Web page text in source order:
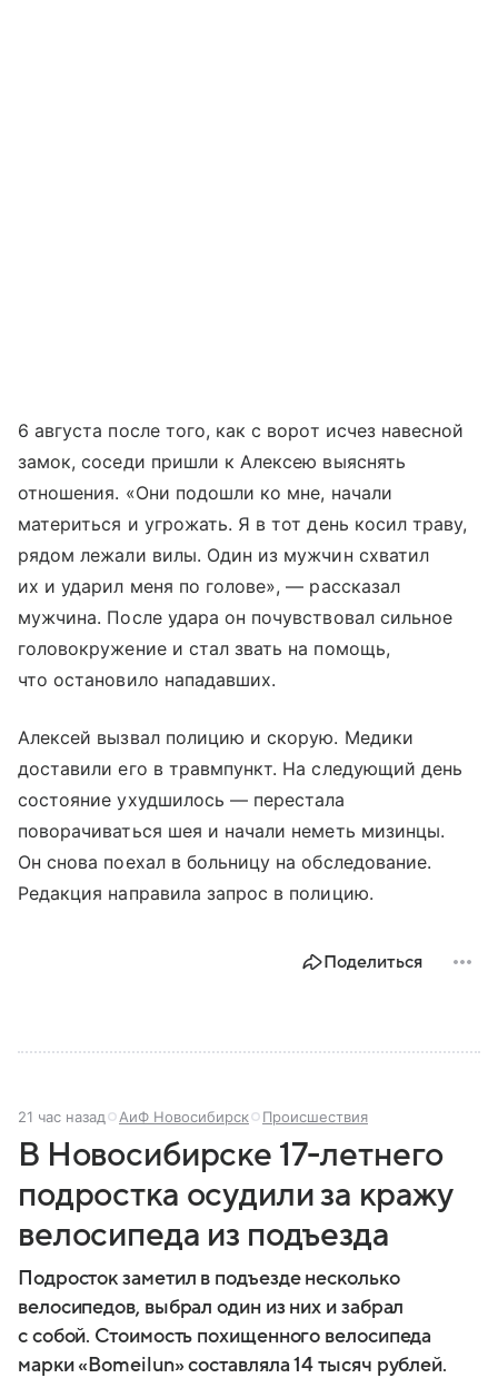
6 августа после того, как с ворот исчез навесной
замок, соседи пришли к Алексею выяснять
отношения. «Они подошли ко мне, начали
материться и угрожать. Я в тот день косил траву,
рядом лежали вилы. Один из мужчин схватил
их и ударил меня по голове», — рассказал
мужчина. После удара он почувствовал сильное
головокружение и стал звать на помощь,
что остановило нападавших.
Алексей вызвал полицию и скорую. Медики
доставили его в травмпункт. На следующий день
состояние ухудшилось — перестала
поворачиваться шея и начали неметь мизинцы.
Он снова поехал в больницу на обследование.
Редакция направила запрос в полицию.
Поделиться
21 час назад АиФ Новосибирск Происшествия
В Новосибирске 17-летнего
подростка осудили за кражу
велосипеда из подъезда
Подросток заметил в подъезде несколько
велосипедов, выбрал один из них и забрал
с собой. Стоимость похищенного велосипеда
марки «Bomeilun» составляла 14 тысяч рублей.